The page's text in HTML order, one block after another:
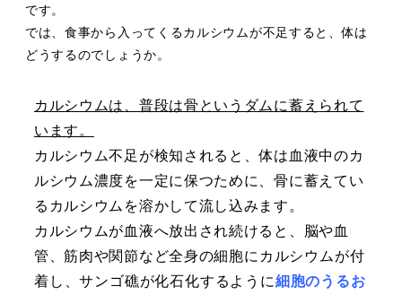
です。
では、⾷事から⼊ってくるカルシウムが不⾜すると、体は
どうするのでしょうか。
カルシウムは、普段は骨というダムに蓄え られて
います。
カルシウム不⾜が検知されると、体は⾎液中のカ
ルシウム濃度を⼀定に保つために、骨に蓄えてい
るカルシウムを溶かして流し込みます。
カルシウムが⾎液へ放出され続けると、
脳や⾎
管、筋⾁や関節など全⾝の細胞にカルシウムが付
着し、サンゴ礁が化⽯化するよ うに細胞のうるお